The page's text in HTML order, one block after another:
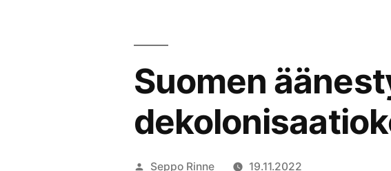
Suomen
Artikkelin
Seppo Rinne 19.11.2022